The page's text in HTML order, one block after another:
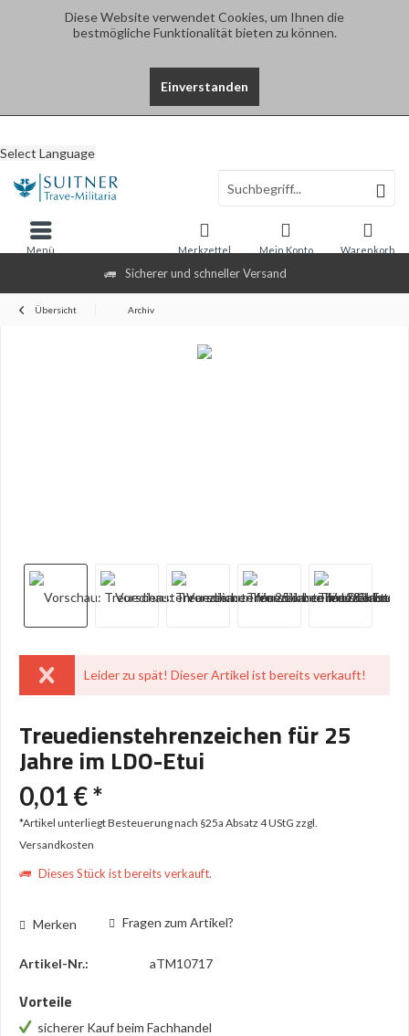
Diese Website verwendet Cookies, um Ihnen die
bestmögliche Funktionalität bieten zu können.
Einverstanden
Sicherer und schneller Versand
Select Language
Warenkorb
Merkzettel Mein Konto
Menü
Übersicht Archiv
Leider zu spät! Dieser Artikel ist bereits verkauft!
Treuedienstehrenzeichen für 25
Jahre im LDO-Etui
0,01 € *
*Artikel unterliegt Besteuerung nach §25a Absatz 4 UStG zzgl.
Versandkosten
Dieses Stück ist bereits verkauft.
Merken Fragen zum Artikel?
Artikel-Nr.: aTM10717
Vorteile
sicherer Kauf beim Fachhandel